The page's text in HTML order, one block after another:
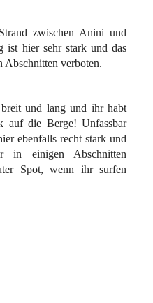
zwischen Anini und
ist hier sehr stark und das
Abschnitten verboten.
und lang und ihr habt
auf die Berge! Unfassbar
ebenfalls recht stark und
in einigen Abschnitten
Spot, wenn ihr surfen